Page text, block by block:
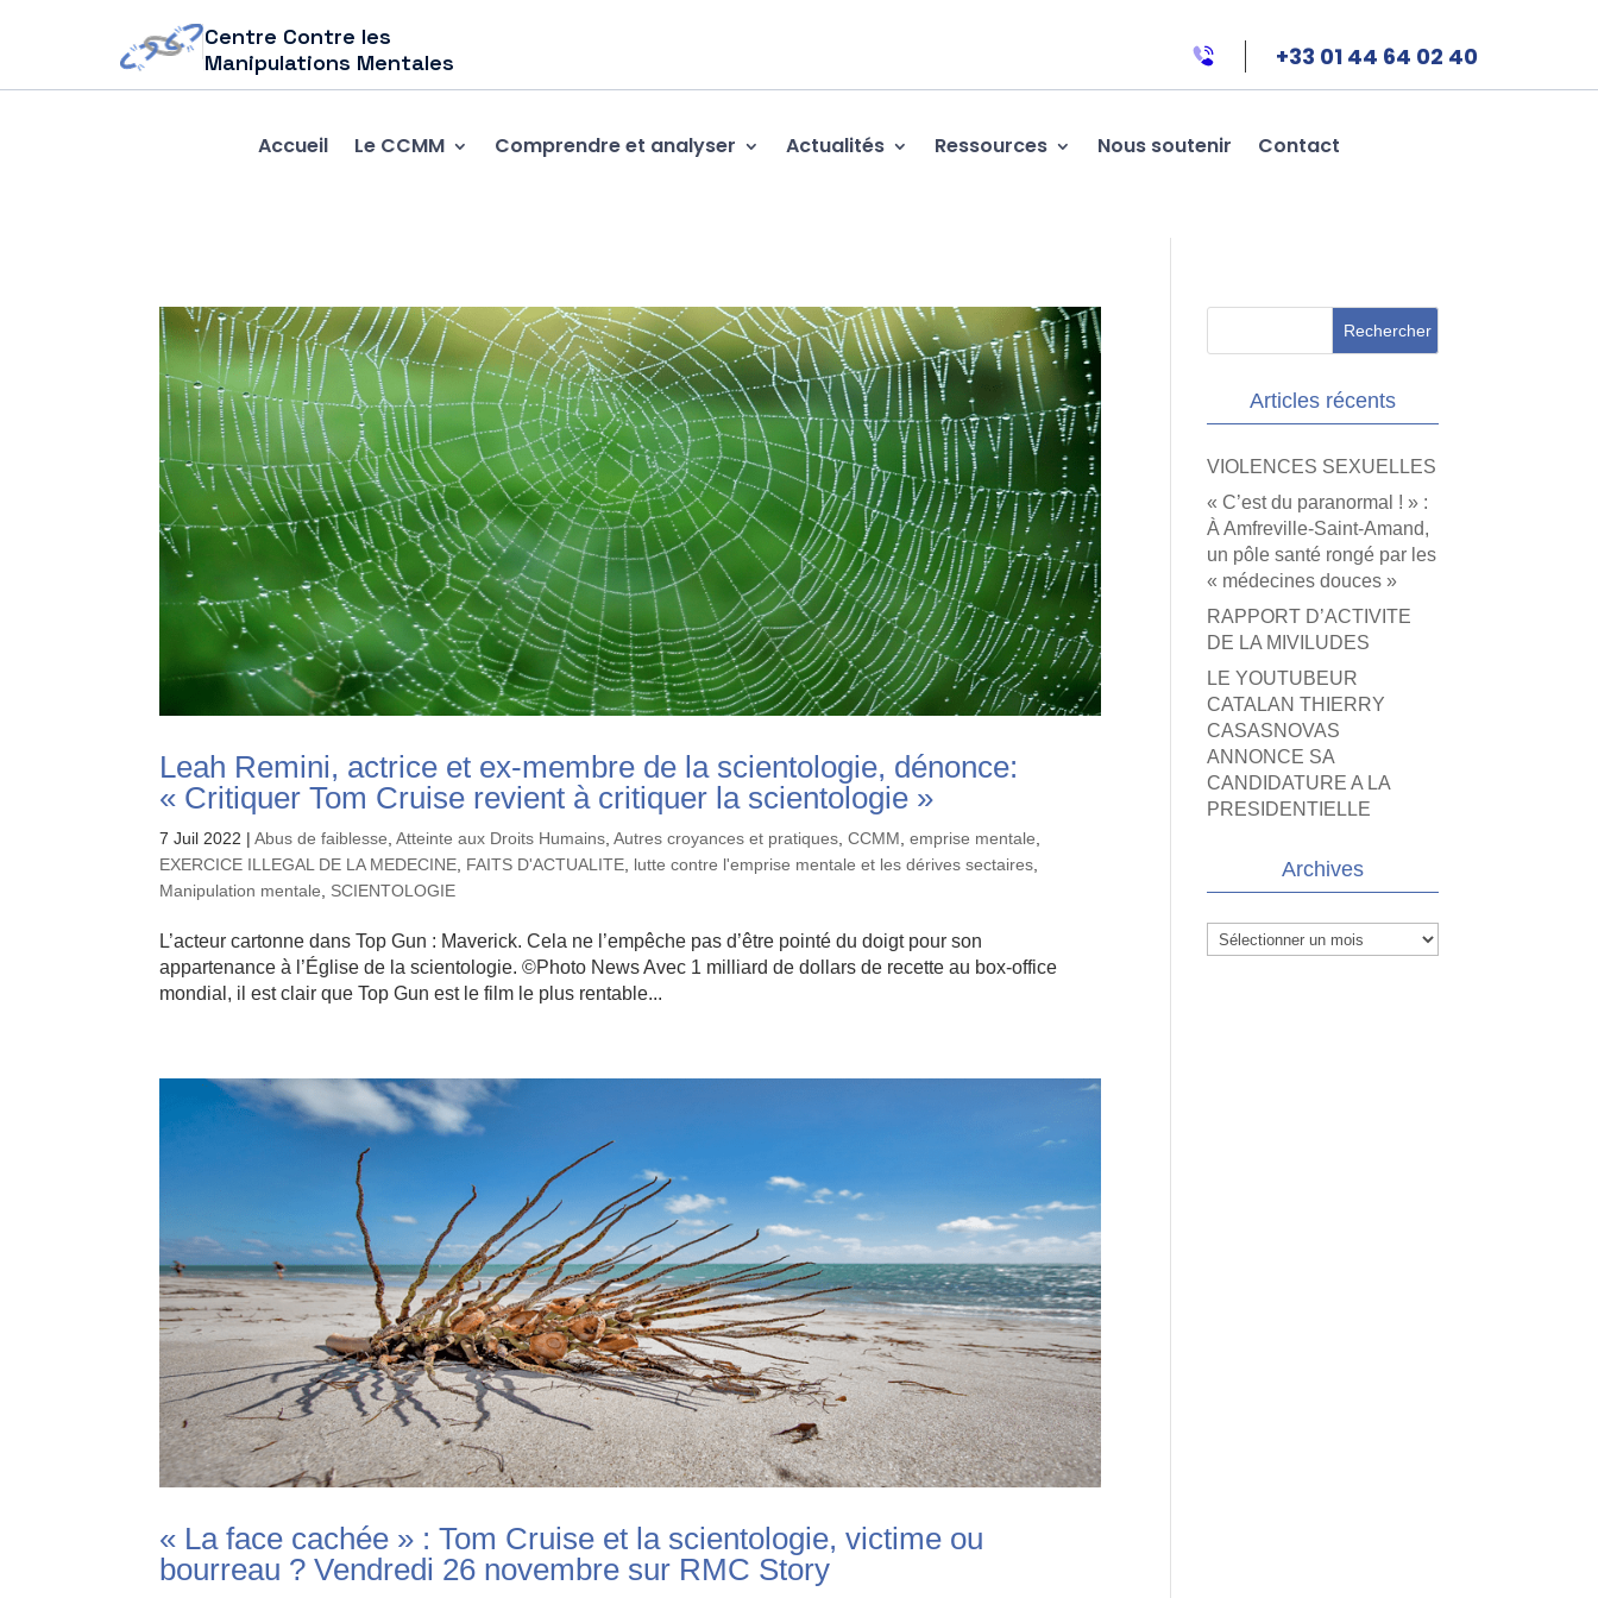
Centre Contre les
Manipulations Mentales
+33 01 44 64 02 40
Accueil Le CCMM Comprendre et analyser Actualités Ressources Nous soutenir Contact
Leah Remini, actrice et ex-membre de la scientologie, dénonce:
« Critiquer Tom Cruise revient à critiquer la scientologie »
7 Juil 2022 |Abus de faiblesse ,Atteinte aux Droits Humains ,Autres croyances et pratiques ,CCMM ,emprise mentale
EXERCICE ILLEGAL DE LA MEDECINE FAITS D'ACTUALITE lutte contre l'emprise mentale et les dérives sectaires
Manipulation mentale
SCIENTOLOGIE
L’acteur cartonne dans Top Gun : Maverick. Cela ne l’empêche pas d’être pointé du doigt pour son
appartenance à l’Église de la scientologie. ©Photo News Avec 1 milliard de dollars de recette au box-office
mondial, il est clair que Top Gun est le film le plus rentable...
« La face cachée » : Tom Cruise et la scientologie, victime ou
bourreau ? Vendredi 26 novembre sur RMC Story
Articles récents
VIOLENCES SEXUELLES
« C’est du paranormal ! » :
À Amfreville-Saint-Amand,
un pôle santé rongé par les
« médecines douces »
RAPPORT D’ACTIVITE
DE LA MIVILUDES
LE YOUTUBEUR
CATALAN THIERRY
CASASNOVAS
ANNONCE SA
CANDIDATURE A LA
PRESIDENTIELLE
Archives
Archives